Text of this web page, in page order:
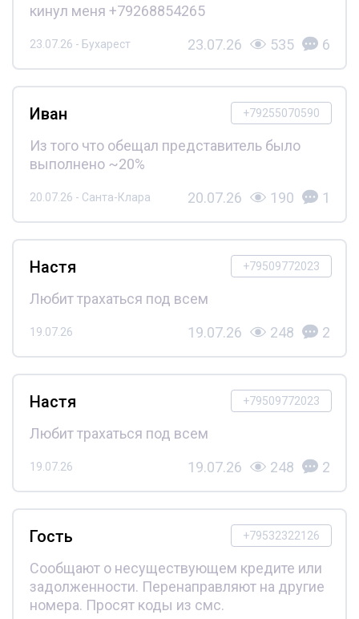
кинул меня +79268854265
23.07.26 - Бухарест 23.07.26 535 6
+79255070590
Иван
Из того что обещал представитель было
выполнено ~20%
20.07.26 - Санта-Клара 20.07.26 190 1
+79509772023
Настя
Любит трахаться под всем
19.07.26 19.07.26 248 2
+79509772023
Настя
Любит трахаться под всем
19.07.26 19.07.26 248 2
+79532322126
Гость
Сообщают о несуществующем кредите или
задолженности. Перенаправляют на другие
номера. Просят коды из смс.